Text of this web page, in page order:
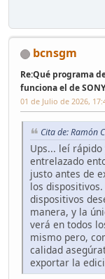
bcnsgm
Re:Qué programa
funciona el de SONY
01 de Julio de 2026,
Cita de: Ramón
Ups... leí rápido
entrelazado
justo antes de
los
dispositivos
manera, y la
verá en todos
mismo pero,
calidad
exportar la